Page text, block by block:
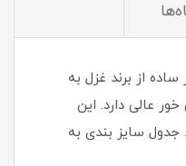
از برند غزل به
عالی دارد. این
سایز 38-40 است. جدول سایز بندی به